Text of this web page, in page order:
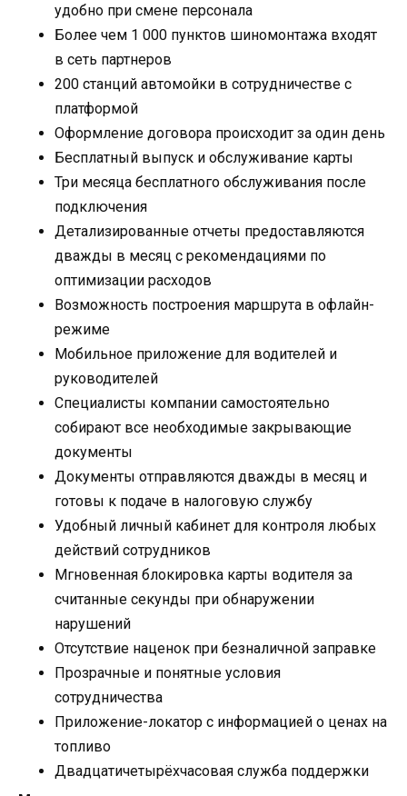
удобно при смене персонала
Более чем 1 000 пунктов шиномонтажа входят
в сеть партнеров
200 станций автомойки в сотрудничестве с
платформой
Оформление договора происходит за один день
Бесплатный выпуск и обслуживание карты
Три месяца бесплатного обслуживания после
подключения
Детализированные отчеты предоставляются
дважды в месяц с рекомендациями по
оптимизации расходов
Возможность построения маршрута в офлайн-
режиме
Мобильное приложение для водителей и
руководителей
Специалисты компании самостоятельно
собирают все необходимые закрывающие
документы
Документы отправляются дважды в месяц и
готовы к подаче в налоговую службу
Удобный личный кабинет для контроля любых
действий сотрудников
Мгновенная блокировка карты водителя за
считанные секунды при обнаружении
нарушений
Отсутствие наценок при безналичной заправке
Прозрачные и понятные условия
сотрудничества
Приложение-локатор с информацией о ценах на
топливо
Двадцатичетырёхчасовая служба поддержки